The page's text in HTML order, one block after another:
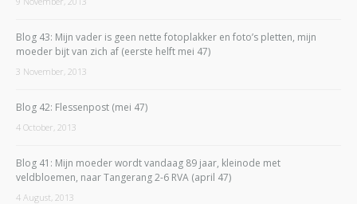
Blog 43: Mijn vader is geen nette fotoplakker en foto’s pletten, mijn
moeder bijt van zich af (eerste helft mei 47)
3 November, 2013
Blog 42: Flessenpost (mei 47)
4 October, 2013
Blog 41: Mijn moeder wordt vandaag 89 jaar, kleinode met
veldbloemen, naar Tangerang 2-6 RVA (april 47)
4 August, 2013